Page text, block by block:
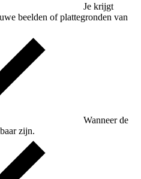
Je krijgt
beelden of plattegronden van
Wanneer de
zijn.